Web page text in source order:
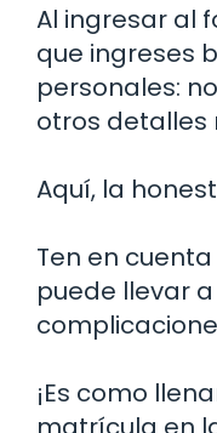
Al ingresar al
que ingreses
personales:
otros detalles
Aquí, la
Ten en
puede llevar
¡Es como